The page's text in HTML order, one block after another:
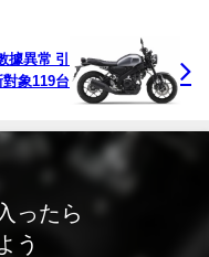
據異常 引
象119台
ったら
う